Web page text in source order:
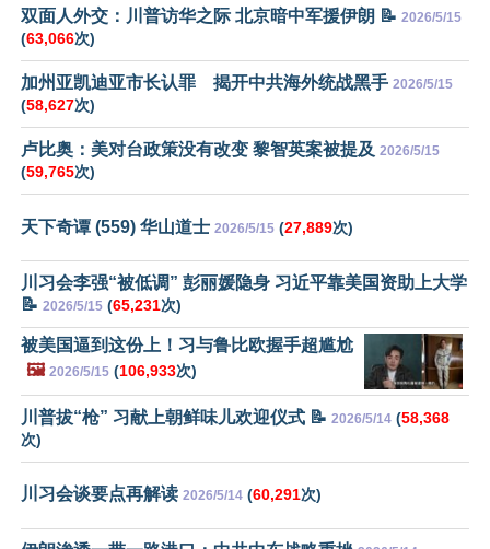
双面人外交：川普访华之际 北京暗中军援伊朗 📝 2026/5/15
(63,066次)
加州亚凯迪亚市长认罪 揭开中共海外统战黑手 2026/5/15
(58,627次)
卢比奥：美对台政策没有改变 黎智英案被提及 2026/5/15
(59,765次)
天下奇谭 (559) 华山道士 2026/5/15 (27,889次)
川习会李强“被低调” 彭丽媛隐身 习近平靠美国资助上大学
📝 2026/5/15 (65,231次)
被美国逼到这份上！习与鲁比欧握手超尴尬
🖼️ 2026/5/15 (106,933次)
川普拔“枪” 习献上朝鲜味儿欢迎仪式 📝 2026/5/14 (58,368
次)
川习会谈要点再解读 2026/5/14 (60,291次)